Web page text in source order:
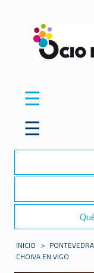
☰
☰
INICIO > PONTEVEDRA
CHOIVA EN VIGO